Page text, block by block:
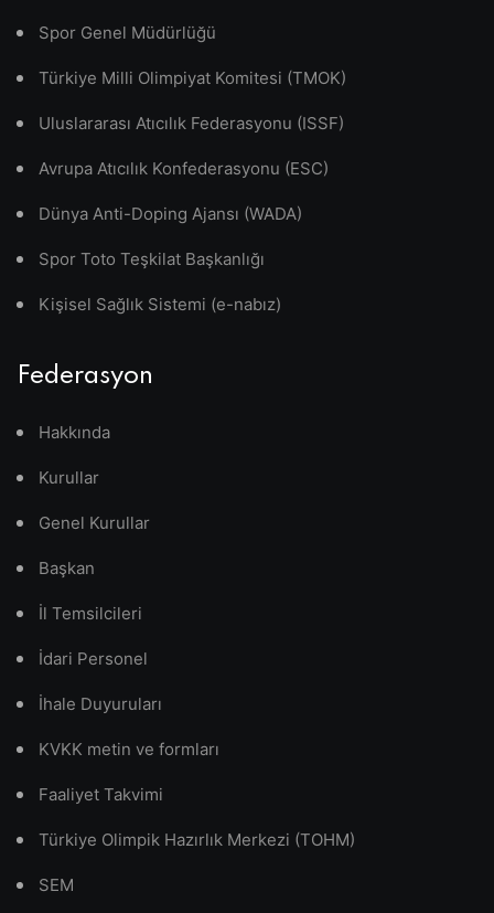
Spor Genel Müdürlüğü
Türkiye Milli Olimpiyat Komitesi (TMOK)
Uluslararası Atıcılık Federasyonu (ISSF)
Avrupa Atıcılık Konfederasyonu (ESC)
Dünya Anti-Doping Ajansı (WADA)
Spor Toto Teşkilat Başkanlığı
Kişisel Sağlık Sistemi (e-nabız)
Federasyon
Hakkında
Kurullar
Genel Kurullar
Başkan
İl Temsilcileri
İdari Personel
İhale Duyuruları
KVKK metin ve formları
Faaliyet Takvimi
Türkiye Olimpik Hazırlık Merkezi (TOHM)
SEM